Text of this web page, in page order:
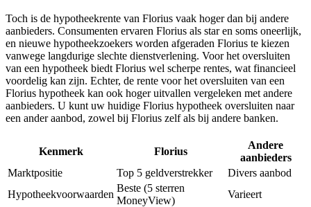
Toch is de hypotheekrente van Florius vaak hoger dan bij andere
aanbieders. Consumenten ervaren Florius als star en soms oneerlijk,
en nieuwe hypotheekzoekers worden afgeraden Florius te kiezen
vanwege langdurige slechte dienstverlening. Voor het oversluiten
van een hypotheek biedt Florius wel scherpe rentes, wat financieel
voordelig kan zijn. Echter, de rente voor het oversluiten van een
Florius hypotheek kan ook hoger uitvallen vergeleken met andere
aanbieders. U kunt uw huidige Florius hypotheek oversluiten naar
een ander aanbod, zowel bij Florius zelf als bij andere banken.
Kenmerk Florius
Andere
aanbieders
Marktpositie
Top 5 geldverstrekker
Divers aanbod
Hypotheekvoorwaarden
Beste (5 sterren
MoneyView)
Varieert